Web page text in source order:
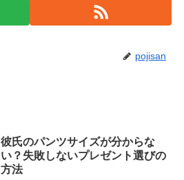
pojisan
彼氏のパンツサイズが分からな
い？失敗しないプレゼント選びの
方法